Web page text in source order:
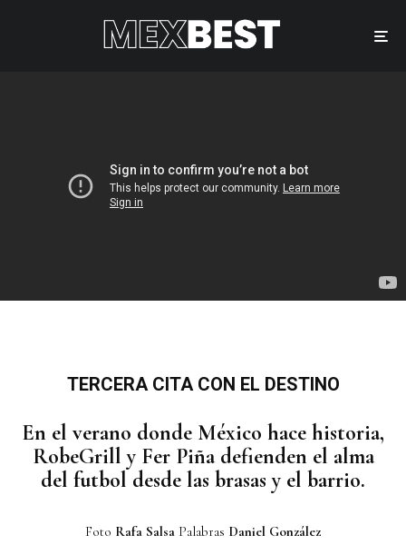
TERCERA CITA CON EL DESTINO
En el verano donde México hace historia,
RobeGrill y Fer Piña defienden el alma
del futbol desde las brasas y el barrio.
Foto Rafa Salsa Palabras Daniel González